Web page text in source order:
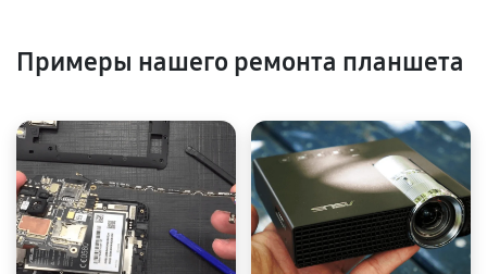
Примеры нашего ремонта планшета